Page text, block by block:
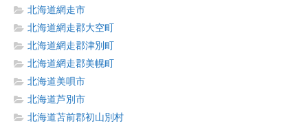
北海道網走市
北海道網走郡大空町
北海道網走郡津別町
北海道網走郡美幌町
北海道美唄市
北海道芦別市
北海道苫前郡初山別村